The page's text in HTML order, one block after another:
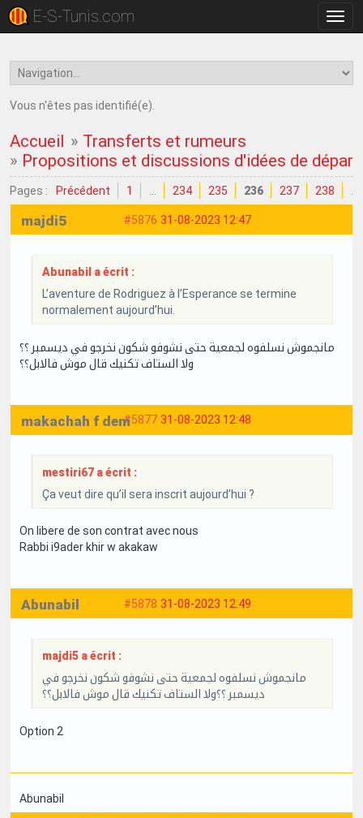
la
E-S-Tunis.com
Vous n'êtes pas identifié(e).
Accueil » Transferts et rumeurs
» Propositions et discussions d'idées de
Pages : Précédent 1 234 235 236 237 238
#5876 31-08-2023 12:47
majdi5
Abunabil a écrit :
L’aventure de Rodriguez à l’Esperance se termine
normalement aujourd’hui.
مانجموش نسلفوه لجمعية حتى نشوفو شكون نخرجو في ديسمبر ؟؟
ولا الستاف تكنيك قال موش فالابل؟؟
#5877 31-08-2023 12:48
makachah f dem
mestiri67 a écrit :
Ça veut dire qu’il sera inscrit aujourd’hui ?
On libere de son contrat avec nous
Rabbi i9ader khir w akakaw
#5878 31-08-2023 12:49
Abunabil
majdi5 a écrit :
مانجموش نسلفوه لجمعية حتى نشوفو شكون نخرجو في
ديسمبر ؟؟ولا الستاف تكنيك قال موش فالابل؟؟
Option 2
Abunabil